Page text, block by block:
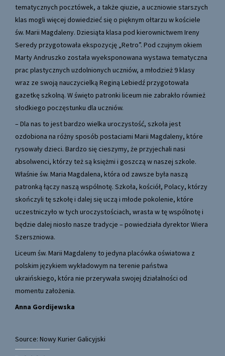
tematycznych pocztówek, a także qiuzie, a uczniowie starszych
klas mogli więcej dowiedzieć się o pięknym ołtarzu w kościele
św. Marii Magdaleny. Dziesiąta klasa pod kierownictwem Ireny
Seredy przygotowała ekspozycję „Retro”. Pod czujnym okiem
Marty Andruszko została wyeksponowana wystawa tematyczna
prac plastycznych uzdolnionych uczniów, a młodzież 9 klasy
wraz ze swoją nauczycielką Reginą Lebiedź przygotowała
gazetkę szkolną. W święto patronki liceum nie zabrakło również
słodkiego poczęstunku dla uczniów.
– Dla nas to jest bardzo wielka uroczystość, szkoła jest
ozdobiona na różny sposób postaciami Marii Magdaleny, które
rysowały dzieci. Bardzo się cieszymy, że przyjechali nasi
absolwenci, którzy też są księżmi i goszczą w naszej szkole.
Właśnie św. Maria Magdalena, która od zawsze była naszą
patronką łączy naszą wspólnotę. Szkoła, kościół, Polacy, którzy
skończyli tę szkołę i dalej się uczą i młode pokolenie, które
uczestniczyło w tych uroczystościach, wrasta w tę wspólnotę i
będzie dalej niosło nasze tradycje – powiedziała dyrektor Wiera
Szerszniowa.
Liceum św. Marii Magdaleny to jedyna placówka oświatowa z
polskim językiem wykładowym na terenie państwa
ukraińskiego, która nie przerywała swojej działalności od
momentu założenia.
Anna Gordijewska
Source: Nowy Kurier Galicyjski